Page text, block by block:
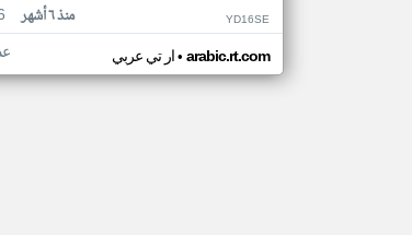
منذ ٦ أشهر YD16SE
ار تي عربي• arabic.rt.com